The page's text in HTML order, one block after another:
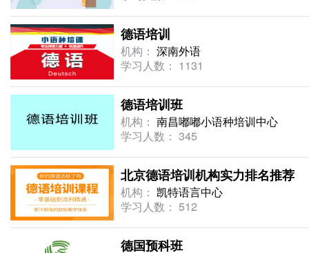
德语培训
机构： 深南外语
学习人数： 1131
德语培训班
机构： 南昌嘟嘟小语种培训中心
学习人数： 345
北京德语培训机构实力排名推荐
机构： 凯特语言中心
学习人数： 512
德国预科班